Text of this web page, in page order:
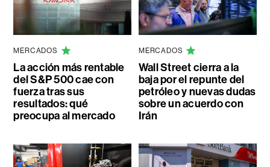
MERCADOS
La acción más rentable
del S&P 500 cae con
fuerza tras sus
resultados: qué
preocupa al mercado
MERCADOS
Wall Street cierra a la
baja por el repunte del
petróleo y nuevas dudas
sobre un acuerdo con
Irán